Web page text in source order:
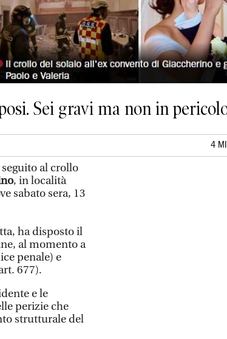
Sei gravi ma non in
4
al crollo
, in località
sabato sera, 13
ha disposto il
al momento a
penale) e
677).
e le
perizie che
strutturale del